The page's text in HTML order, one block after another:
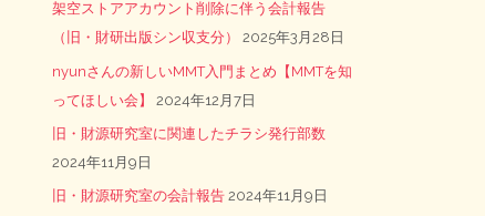
架空ストアアカウント削除に伴う会計報告
（旧・財研出版シン収支分）
2025年3月28日
nyunさんの新しいMMT入門まとめ【MMTを知
ってほしい会】
2024年12月7日
旧・財源研究室に関連したチラシ発行部数
2024年11月9日
旧・財源研究室の会計報告 2024年11月9日